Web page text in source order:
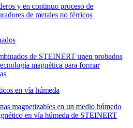
y en continuo proceso de
de metales no férricos
de STEINERT unen probados
magnética para formar
en vía húmeda
magnetizables en un medio húmedo
en vía húmeda de STEINERT